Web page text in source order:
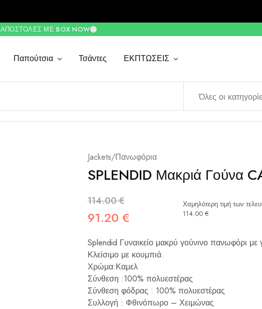
ΑΠΟΣΤΟΛΈΣ ΜΕ BOX NOW
Παπούτσια Τσάντες ΕΚΠΤΩΣΕΙΣ
Όλες οι
Jackets/Πανωφόρια
SPLENDID Μακριά Γούνα
114.00€
91.20 €
Χαμηλότερη τιμή των
114.00 €
Splendid Γυναικείο μακρύ γούνινο πανωφόρι με
Κλείσιμο με κουμπιά.
Χρώμα:Καμελ
Σύνθεση :100% πολυεστέρας
Σύνθεση φόδρας : 100% πολυεστέρας
Συλλογή : Φθινόπωρο – Χειμώνας